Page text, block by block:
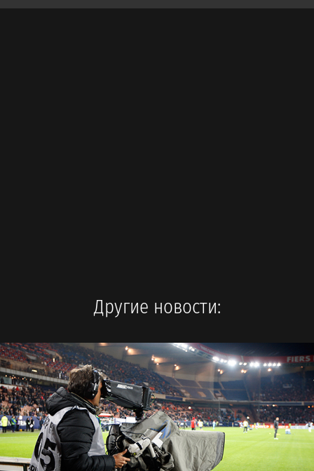
Другие новости: